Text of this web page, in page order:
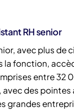
RH senior
avec plus de
la fonction,
entre 32
avec des
grandes